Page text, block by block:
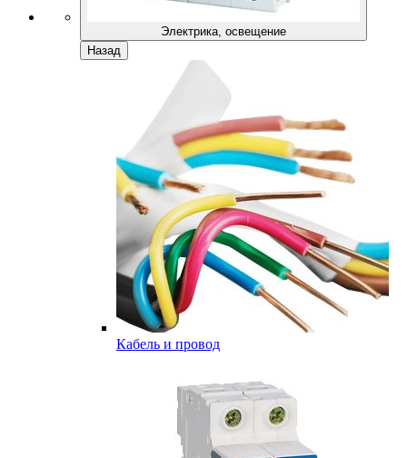
Электрика, освещение
Назад
Кабель и провод